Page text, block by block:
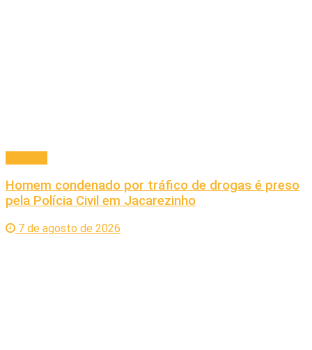
Homem condenado por tráfico de drogas é preso
pela Polícia Civil em Jacarezinho
7 de agosto de 2026